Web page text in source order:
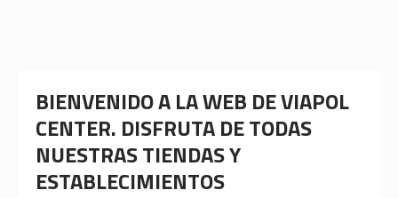
BIENVENIDO A LA WEB DE VIAPOL
CENTER. DISFRUTA DE TODAS
NUESTRAS TIENDAS Y
ESTABLECIMIENTOS